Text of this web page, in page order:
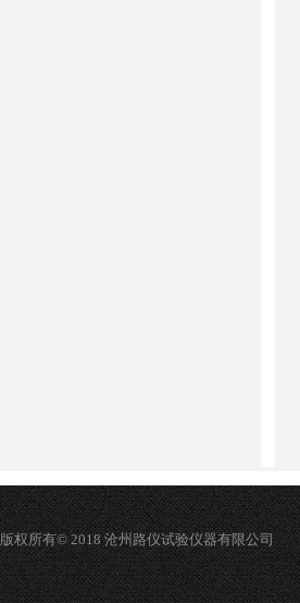
版权所有© 2018 沧州路仪试验仪器有限公司